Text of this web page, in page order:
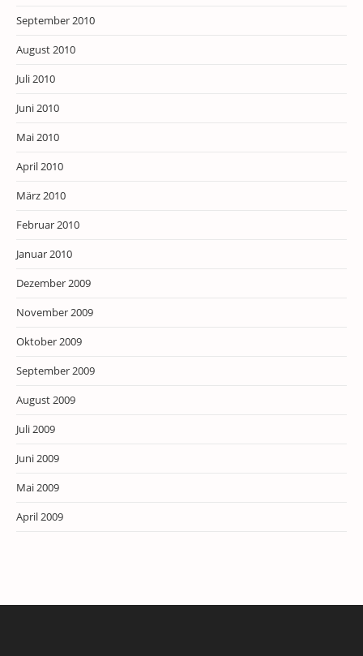
September 2010
August 2010
Juli 2010
Juni 2010
Mai 2010
April 2010
März 2010
Februar 2010
Januar 2010
Dezember 2009
November 2009
Oktober 2009
September 2009
August 2009
Juli 2009
Juni 2009
Mai 2009
April 2009